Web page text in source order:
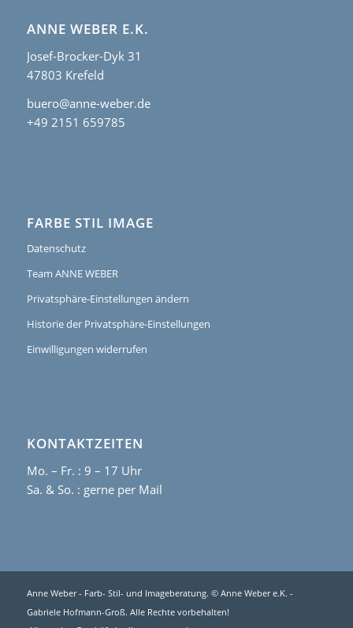
ANNE WEBER E.K.
Josef-Brocker-Dyk 31
47803 Krefeld
buero@anne-weber.de
+49 2151 659785
FARBE STIL IMAGE
Datenschutz
Team ANNE WEBER
Privatsphäre-Einstellungen ändern
Historie der Privatsphäre-Einstellungen
Einwilligungen widerrufen
KONTAKTZEITEN
Mo. – Fr. : 9 – 17 Uhr
Sa. & So. : gerne per Mail
Anne Weber - Farb- Stil- und Imageberatung. © Anne Weber e.K. -
Gabriele Hofmann-Groß. Alle Rechte vorbehalten!